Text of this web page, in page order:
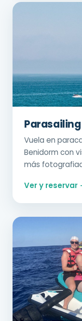
Parasailing
Vuela en
Benidorm con
más
Ver y reservar